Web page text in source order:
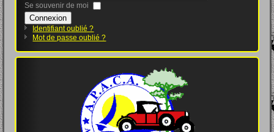
Se souvenir de moi
Connexion
Identifiant oublié ?
Mot de passe oublié ?